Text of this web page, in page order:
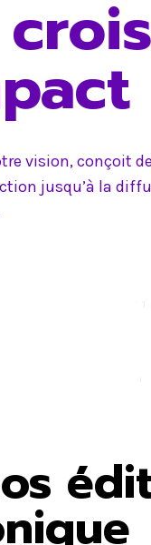
vision, conçoit
jusqu’à la